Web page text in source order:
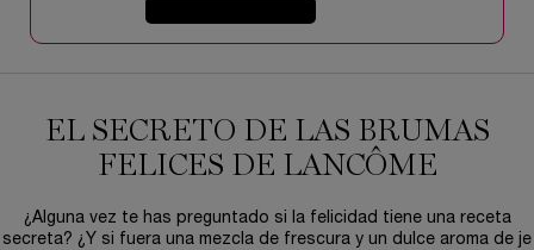
01286-LACEL SECRETO DE LAS BRUMAS
FELICES DE LANCÔME
¿Alguna vez te has preguntado si la felicidad tiene una receta
secreta? ¿Y si fuera una mezcla de frescura y un dulce aroma de je